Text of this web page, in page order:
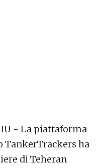
- La piattaforma
ha
di Teheran